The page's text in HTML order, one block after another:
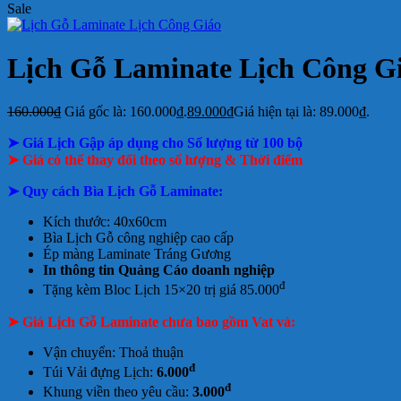
Sale
Lịch Gỗ Laminate Lịch Công
160.000₫ Giá gốc là: 160.000₫.89.000₫Giá hiện tại là: 89.000₫.
➤ Giá Lịch Gập áp dụng cho Số lượng từ 100 bộ
➤ Giá có thể thay đổi theo số lượng & Thời điểm
➤ Quy cách Bìa Lịch Gỗ Laminate:
Kích thước: 40x60cm
Bìa Lịch Gỗ công nghiệp cao cấp
Ép màng Laminate Tráng Gương
In thông tin Quảng Cáo doanh nghiệp
Tặng kèm Bloc Lịch 15×20 trị giá 85.000đ
➤ Giá Lịch Gỗ Laminate chưa bao gồm Vat và:
Vận chuyển: Thoả thuận
Túi Vải đựng Lịch: 6.000đ
Khung viền theo yêu cầu: 3.000đ